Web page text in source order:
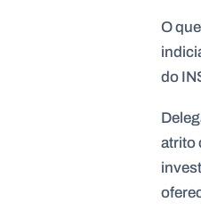
O
do
atrito